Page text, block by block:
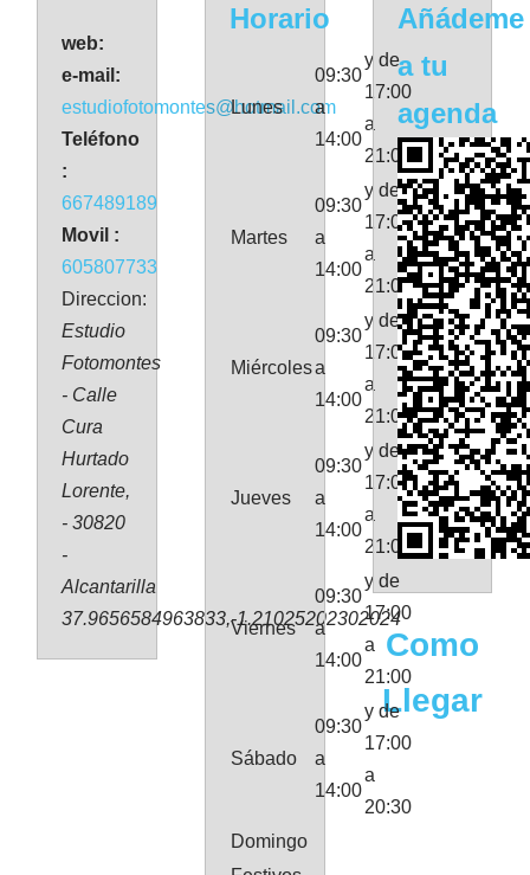
web:
e-mail:
estudiofotomontes@hotmail.com
Teléfono
:
667489189
Movil :
605807733
Direccion:
Estudio
Fotomontes
- Calle
Cura
Hurtado
Lorente,
- 30820
-
Alcantarilla
37.9656584963833,-1.21025202302024
Horario
Lunes
09:30
a
14:00
y de
17:00
a
21:00
Martes
09:30
a
14:00
y de
17:00
a
21:00
Miércoles
09:30
a
14:00
y de
17:00
a
21:00
Jueves
09:30
a
14:00
y de
17:00
a
21:00
Viernes
09:30
a
14:00
y de
17:00
a
21:00
Sábado
09:30
a
14:00
y de
17:00
a
20:30
Domingo
Añádeme
a tu
agenda
Como
Llegar